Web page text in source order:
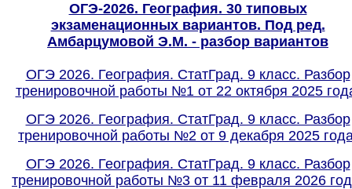
ОГЭ-2026. География. 30 типовых
экзаменационных вариантов. Под ред.
Амбарцумовой Э.М. - разбор вариантов
ОГЭ 2026. География. СтатГрад. 9 класс. Разбор
тренировочной работы №1 от 22 октября 2025
ОГЭ 2026. География. СтатГрад. 9 класс. Разбор
тренировочной работы №2 от 9 декабря 2025
ОГЭ 2026. География. СтатГрад. 9 класс. Разбор
тренировочной работы №3 от 11 февраля 2026